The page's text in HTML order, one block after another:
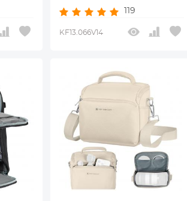
fotografii/wędrówek/podróży,
czarny
119
KF13.066V14